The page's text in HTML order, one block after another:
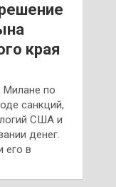
края
Милане по
санкций,
США и
денег.
его в